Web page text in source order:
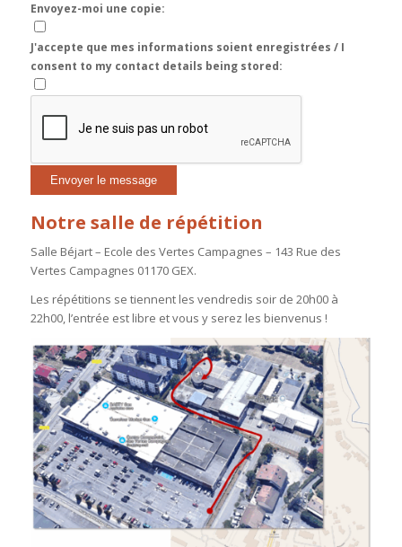
Envoyez-moi une copie:
J'accepte que mes informations soient enregistrées / I
consent to my contact details being stored:
Notre salle de répétition
Salle Béjart – Ecole des Vertes Campagnes – 143 Rue des
Vertes Campagnes 01170 GEX.
Les répétitions se tiennent les vendredis soir de 20h00 à
22h00, l’entrée est libre et vous y serez les bienvenus !